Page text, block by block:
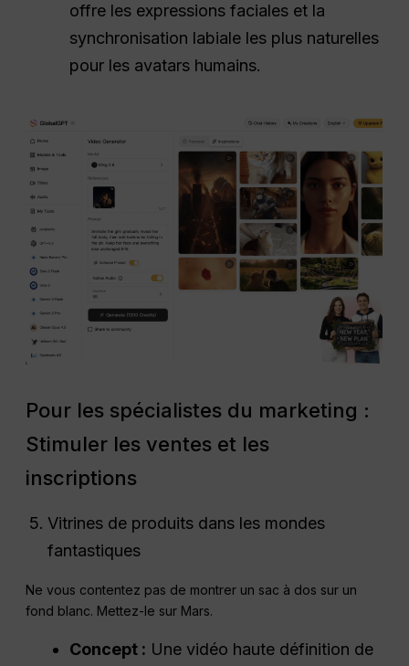
offre les expressions faciales et la
synchronisation labiale les plus naturelles
pour les avatars humains.
Pour les spécialistes du marketing :
Stimuler les ventes et les
inscriptions
Vitrines de produits dans les mondes
fantastiques
Ne vous contentez pas de montrer un sac à dos sur un
fond blanc. Mettez-le sur Mars.
Concept : Une vidéo haute définition de